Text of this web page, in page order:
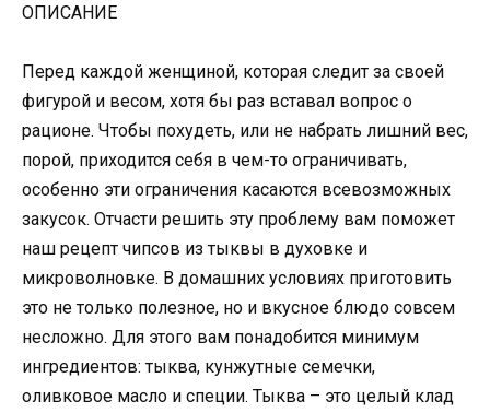
ОПИСАНИЕ
Перед каждой женщиной, которая следит за своей
фигурой и весом, хотя бы раз вставал вопрос o
рационе. Чтобы похудеть, или не набрать лишний вес,
порой, приходится себя в чем-то ограничивать,
особенно эти ограничения касаются всевозможных
закусок. Отчасти решить эту проблему вам поможет
наш рецепт чипсов из тыквы в духовке и
микроволновке. В домашних условиях приготовить
это не только полезное, но и вкусное блюдо совсем
несложно. Для этого вам понадобится минимум
ингредиентов: тыква, кунжутные семечки,
оливковое масло и специи. Тыква – это целый клад